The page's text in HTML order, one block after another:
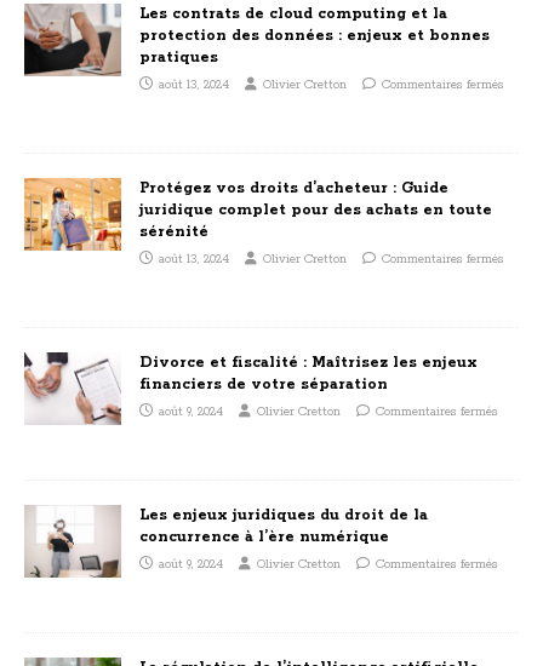
Les contrats de cloud computing et la
protection des données : enjeux et bonnes
pratiques
août 13, 2024 Olivier Cretton Commentaires fermés
Protégez vos droits d’acheteur : Guide
juridique complet pour des achats en toute
sérénité
août 13, 2024 Olivier Cretton Commentaires fermés
Divorce et fiscalité : Maîtrisez les enjeux
financiers de votre séparation
août 9, 2024 Olivier Cretton Commentaires fermés
Les enjeux juridiques du droit de la
concurrence à l’ère numérique
août 9, 2024 Olivier Cretton Commentaires fermés